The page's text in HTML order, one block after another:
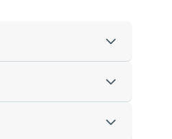
pelo